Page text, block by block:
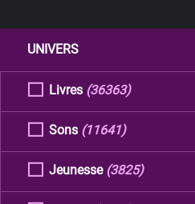
UNIVERS
Livres (36363)
Sons (11641)
Jeunesse (3825)